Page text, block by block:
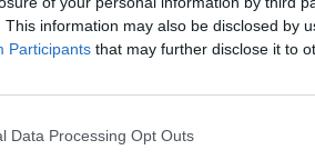
This information may also be disclosed by
Participants that may further disclose it to
Data Processing Opt Outs
jelentette be indulását a
tartott kampányrendezvényen a
eltökéltebb mint valaha.” Bár az